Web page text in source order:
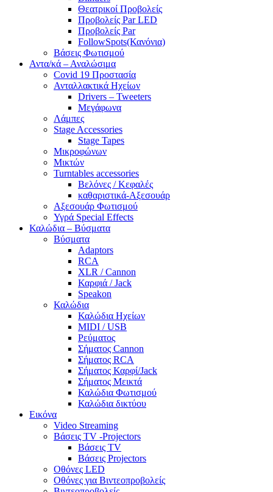
Θεατρικοί Προβολείς
Προβολείς Par LED
Προβολείς Par
FollowSpots(Κανόνια)
Βάσεις Φωτισμού
Αντα/κά – Αναλώσιμα
Covid 19 Προστασία
Ανταλλακτικά Ηχείων
Drivers – Tweeters
Μεγάφωνα
Λάμπες
Stage Accessories
Stage Tapes
Μικροφώνων
Μικτών
Turntables accessories
Βελόνες / Κεφαλές
καθαριστικά-Αξεσουάρ
Αξεσουάρ Φωτισμού
Υγρά Special Effects
Καλώδια – Βύσματα
Βύσματα
Adaptors
RCA
XLR / Cannon
Καρφιά / Jack
Speakon
Καλώδια
Καλώδια Ηχείων
MIDI / USB
Ρεύματος
Σήματος Cannon
Σήματος RCA
Σήματος Καρφί/Jack
Σήματος Μεικτά
Καλώδια Φωτισμού
Καλώδια δικτύου
Εικόνα
Video Streaming
Βάσεις TV -Projectors
Βάσεις TV
Βάσεις Projectors
Οθόνες LED
Οθόνες για Βιντεοπροβολείς